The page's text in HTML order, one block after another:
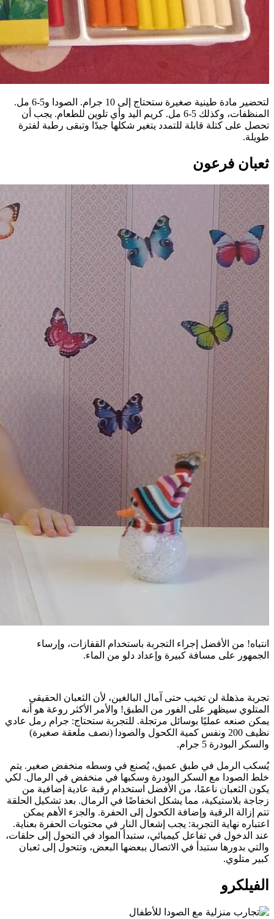
لتحضير مادة طينية صغيرة ستحتاج إلى 10 جرام. الصودا و5-6 مل.
المنظفات، وكذلك 5-6 مل. كريم اليد وأي تلوين للطعام. يجب أن
تحصل على كتلة قابلة للتمدد يتغير شكلها جيدًا وتبقى رطبة لفترة
طويلة.
ثعبان فرعون
انتباه! من الأفضل إجراء التجربة باستخدام القفازات، وإرساء
الجمهور على مسافة كبيرة وإعداد دلو من الماء.
تجربة مذهلة لن تخيب حتى آمال البالغين، لأن الثعبان الحقيقي
المتلوي سيظهر على الفور من الطبق! والأمر الأكثر روعة هو أنه
يمكن صنعه عمليًا بوسائل مرتجلة. للتجربة ستحتاج: جرام رمل عادي
نظيف 200 ونفس كمية الكحول والصودا (نصف ملعقة صغيرة)
والسكر البودرة 5 جرام.
يُسكب الرمل في طبق عميق، يُصنع في وسطه منخفض صغير. يتم
خلط الصودا مع السكر البودرة وسكبها في منخفض في الرمال. لكي
يكون الثعبان ناعمًا، من الأفضل استخدام رقبة عادية إضافية من
زجاجة بلاستيكية، مما يشكل انخفاضًا في الرمال. بعد تشكيل الحلقة
تتم إزالة الرقبة وإضافة الكحول إلى الحفرة. والجزء الأهم يمكن
اعتباره نهاية التجربة: يجب إشعال النار في محتويات الحفرة بعناية.
عند الدخول في تفاعل كيميائي، ستبدأ المواد في التحول إلى حلقات،
والتي بدورها ستبدأ في الاتصال ببعضها البعض، وتتحول إلى ثعبان
كبير متلوي.
الفيلكرو